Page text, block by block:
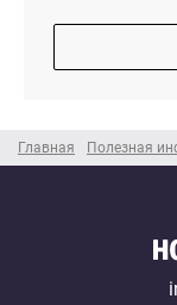
Главная Полезная